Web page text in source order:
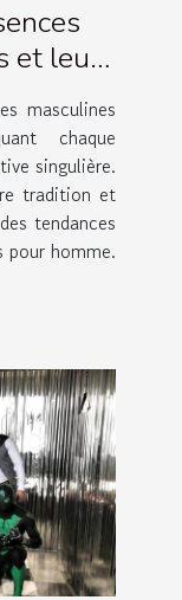
et leurs
masculines
chaque
singulière.
tradition et
tendances
pour homme.